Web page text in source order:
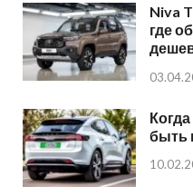
Niva
где
быть